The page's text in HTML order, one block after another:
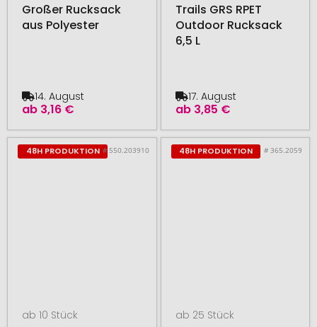
Großer Rucksack
aus Polyester
ab 3,16 €
14. August
Trails GRS RPET
Outdoor Rucksack
6,5 L
ab 3,85 €
17. August
48H PRODUKTION # 550.203910
ab 10 Stück
48H PRODUKTION # 365.2059
ab 25 Stück